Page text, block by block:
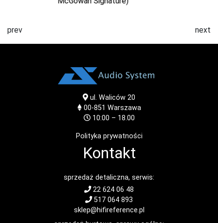
prev next
ul. Waliców 20
00-851 Warszawa
10:00 – 18.00
Polityka prywatności
Kontakt
sprzedaż detaliczna, serwis:
22 624 06 48
517 064 893
sklep@hifireference.pl